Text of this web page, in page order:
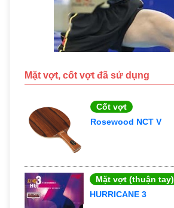
Mặt vợt, cốt vợt đã sử dụng
Cốt vợt
Rosewood NCT V
Mặt vợt (thuận tay)
HURRICANE 3